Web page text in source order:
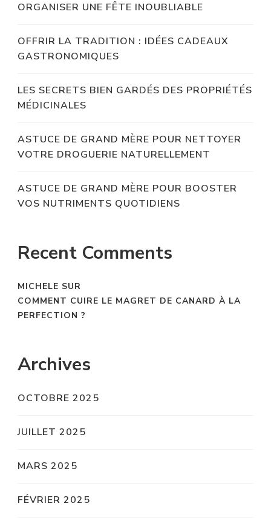
ORGANISER UNE FÊTE INOUBLIABLE
OFFRIR LA TRADITION : IDÉES CADEAUX
GASTRONOMIQUES
LES SECRETS BIEN GARDÉS DES PROPRIÉTÉS
MÉDICINALES
ASTUCE DE GRAND MÈRE POUR NETTOYER
VOTRE DROGUERIE NATURELLEMENT
ASTUCE DE GRAND MÈRE POUR BOOSTER
VOS NUTRIMENTS QUOTIDIENS
Recent Comments
MICHELE SUR
COMMENT CUIRE LE MAGRET DE CANARD À LA
PERFECTION ?
Archives
OCTOBRE 2025
JUILLET 2025
MARS 2025
FÉVRIER 2025